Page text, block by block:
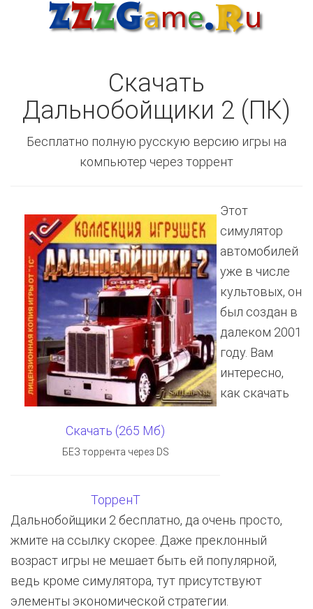
Скачать
Дальнобойщики 2 (ПК)
Бесплатно полную русскую версию игры на
компьютер через торрент
Скачать (265 Мб)
БЕЗ торрента через DS
ТорренТ
Этот
симулятор
автомобилей
уже в числе
культовых, он
был создан в
далеком 2001
году. Вам
интересно,
как скачать
Дальнобойщики 2 бесплатно, да очень просто,
жмите на ссылку скорее. Даже преклонный
возраст игры не мешает быть ей популярной,
ведь кроме симулятора, тут присутствуют
элементы экономической стратегии.